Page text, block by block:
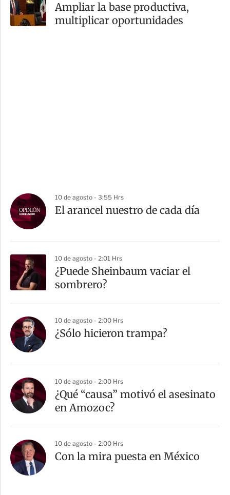
Ampliar la base productiva,
multiplicar oportunidades
10 de agosto - 3:55 Hrs
El arancel nuestro de cada día
10 de agosto - 2:01 Hrs
¿Puede Sheinbaum vaciar el
sombrero?
10 de agosto - 2:00 Hrs
¿Sólo hicieron trampa?
10 de agosto - 2:00 Hrs
¿Qué “causa” motivó el asesinato
en Amozoc?
10 de agosto - 2:00 Hrs
Con la mira puesta en México